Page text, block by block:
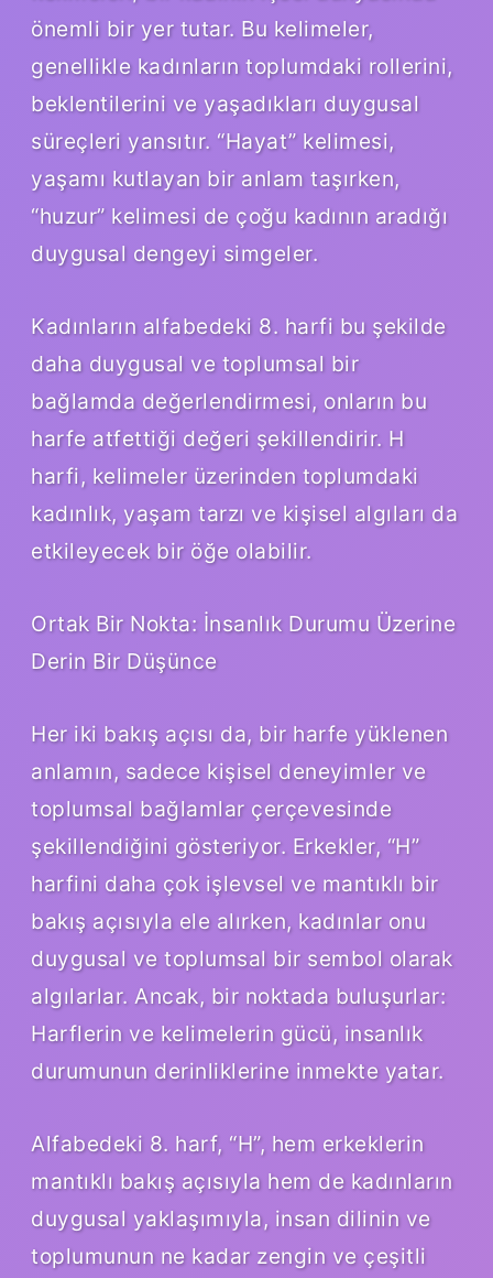
önemli bir yer tutar. Bu kelimeler,
genellikle kadınların toplumdaki rollerini,
beklentilerini ve yaşadıkları duygusal
süreçleri yansıtır. “Hayat” kelimesi,
yaşamı kutlayan bir anlam taşırken,
“huzur” kelimesi de çoğu kadının aradığı
duygusal dengeyi simgeler.
Kadınların alfabedeki 8. harfi bu şekilde
daha duygusal ve toplumsal bir
bağlamda değerlendirmesi, onların bu
harfe atfettiği değeri şekillendirir. H
harfi, kelimeler üzerinden toplumdaki
kadınlık, yaşam tarzı ve kişisel algıları da
etkileyecek bir öğe olabilir.
Ortak Bir Nokta: İnsanlık Durumu Üzerine
Derin Bir Düşünce
Her iki bakış açısı da, bir harfe yüklenen
anlamın, sadece kişisel deneyimler ve
toplumsal bağlamlar çerçevesinde
şekillendiğini gösteriyor. Erkekler, “H”
harfini daha çok işlevsel ve mantıklı bir
bakış açısıyla ele alırken, kadınlar onu
duygusal ve toplumsal bir sembol olarak
algılarlar. Ancak, bir noktada buluşurlar:
Harflerin ve kelimelerin gücü, insanlık
durumunun derinliklerine inmekte yatar.
Alfabedeki 8. harf, “H”, hem erkeklerin
mantıklı bakış açısıyla hem de kadınların
duygusal yaklaşımıyla, insan dilinin ve
toplumunun ne kadar zengin ve çeşitli